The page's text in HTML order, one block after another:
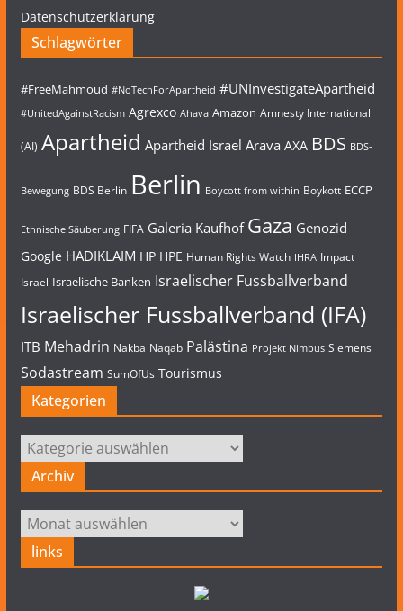
Datenschutzerklärung
Schlagwörter
#FreeMahmoud #NoTechForApartheid #UNInvestigateApartheid
#UnitedAgainstRacism Agrexco Ahava Amazon Amnesty International
(AI) Apartheid Apartheid Israel Arava AXA BDS BDS-
Bewegung BDS Berlin Berlin Boycott from within Boykott ECCP
Ethnische Säuberung FIFA Galeria Kaufhof Gaza Genozid
Google HADIKLAIM HP HPE Human Rights Watch IHRA Impact
Israel Israelische Banken Israelischer Fussballverband
Israelischer Fussballverband (IFA)
ITB Mehadrin Nakba Naqab Palästina Projekt Nimbus Siemens
Sodastream SumOfUs Tourismus
Kategorien
Kategorien
Archiv
Archiv
links